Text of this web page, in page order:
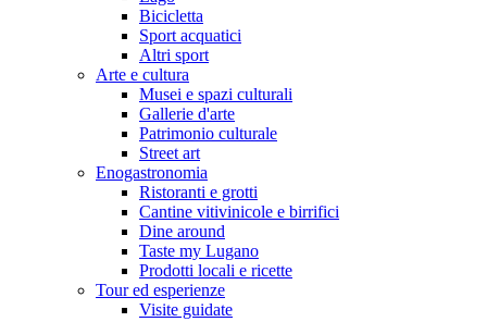
Bicicletta
Sport acquatici
Altri sport
Arte e cultura
Musei e spazi culturali
Gallerie d'arte
Patrimonio culturale
Street art
Enogastronomia
Ristoranti e grotti
Cantine vitivinicole e birrifici
Dine around
Taste my Lugano
Prodotti locali e ricette
Tour ed esperienze
Visite guidate